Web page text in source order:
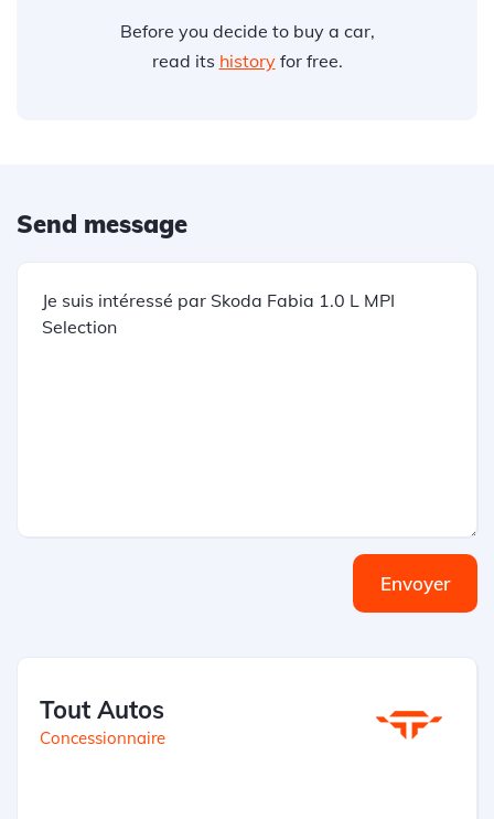
Before you decide to buy a car,
read its historyfor free.
Send message
Envoyer
Tout Autos
Concessionnaire